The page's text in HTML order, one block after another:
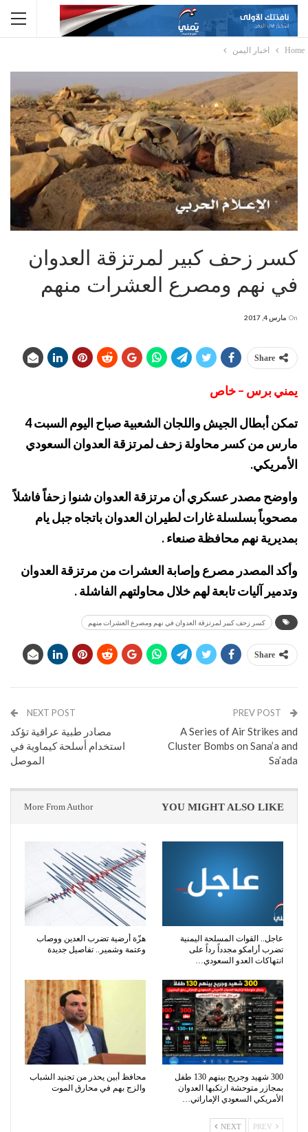
Home اخبار اليمن
كسر زحف كبير لمرتزقة العدوان
في نهم ومصرع العشرات منهم
On مارس 4, 2017
Share
يمني برس – خاص
تمكن أبطال الجيش واللجان الشعبية صباح اليوم السبت 4
مارس من كسر محاولة زحف لمرتزقة العدوان السعودي
الأمريكي.
واوضح مصدر عسكري أن مرتزقة العدوان شنوا زحفاً فاشلاً
مصحوباً بسلسلة غارات لطيران العدوان باتجاه جبل يام
بمديرية نهم محافظة صنعاء .
وأكد المصدر مصرع وإصابة العشرات من مرتزقة العدوان
وتدمير آليات تابعة لهم خلال محاولتهم الفاشلة .
كسر زحف كبير لمرتزقة العدوان في نهم ومصرع العشرات منهم
Share
A Series of Air Strikes and
Cluster Bombs on Sana’a and
Sa’ada
NEXT POST
مصادر طبية عراقية تؤكد
استخدام أسلحة كيماوية في
الموصل
YOU MIGHT ALSO LIKE
More From Author
عاجل.. القوات المسلحة اليمنية
تضرب أرامكو مجدداً رداً على
انتهاكات العدو السعودي…
هزّة أرضية تضرب العدين ووصاب
وعتمة وشمير.. تفاصيل جديدة
300 شهيد وجريح بينهم 130 طفل
بمجازر متوحشة ارتكبها العدوان
الأمريكي السعودي الإماراتي…
محافظ أبين يحذر من تجنيد الشباب
والزج بهم في محارق الموت
NEXT